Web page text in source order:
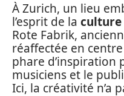
À Zurich, un lieu
l’esprit de la
Rote Fabrik,
réaffectée en
phare d’inspiration
musiciens et le
Ici, la créativité n’a